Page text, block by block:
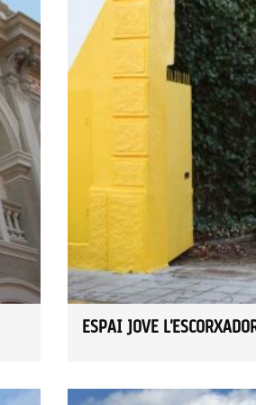
ESPAI JOVE